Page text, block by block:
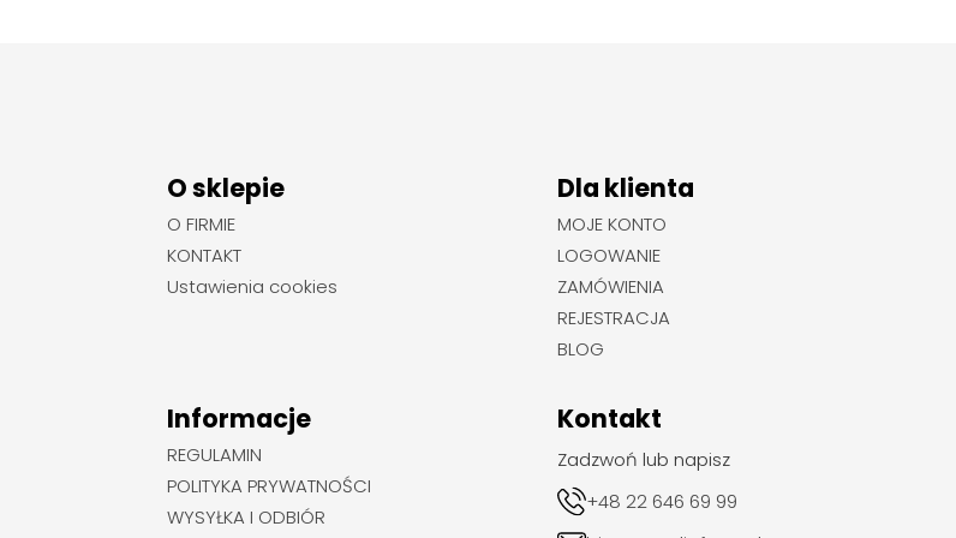
O sklepie
O FIRMIE
KONTAKT
Ustawienia cookies
Dla klienta
MOJE KONTO
LOGOWANIE
ZAMÓWIENIA
REJESTRACJA
BLOG
Informacje
REGULAMIN
POLITYKA PRYWATNOŚCI
WYSYŁKA I ODBIÓR
Kontakt
Zadzwoń lub napisz
+48 22 646 69 99